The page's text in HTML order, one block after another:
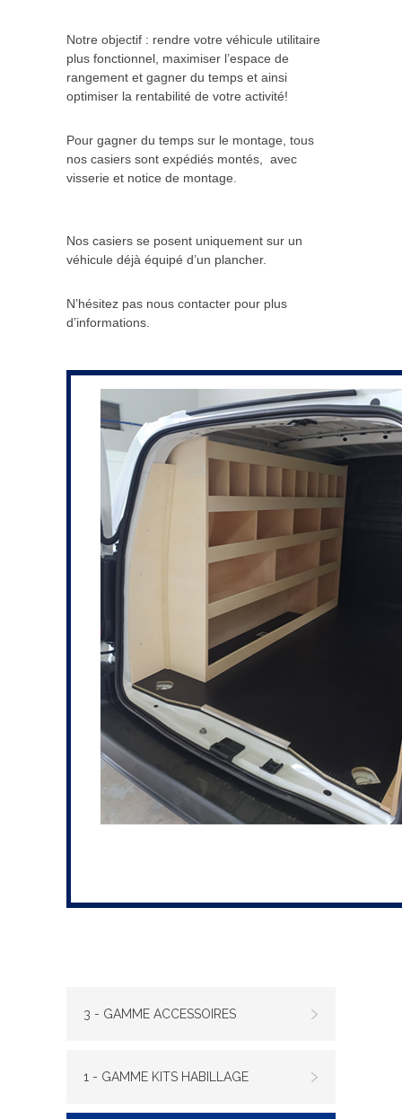
Notre objectif : rendre votre véhicule utilitaire
plus fonctionnel, maximiser l’espace de
rangement et gagner du temps et ainsi
optimiser la rentabilité de votre activité!
Pour gagner du temps sur le montage, tous
nos casiers sont expédiés montés, avec
visserie et notice de montage.
Nos casiers se posent uniquement sur un
véhicule déjà équipé d’un plancher.
N’hésitez pas nous contacter pour plus
d’informations.
3 - GAMME ACCESSOIRES
1 - GAMME KITS HABILLAGE